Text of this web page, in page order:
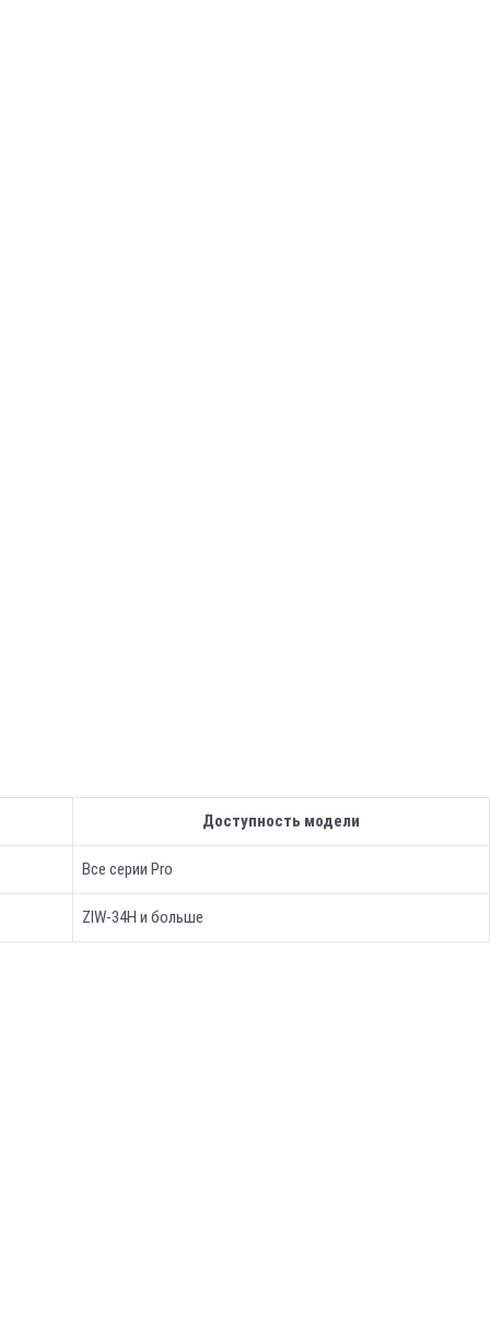
Доступность модели
Все серии Pro
ZIW-34H и больше